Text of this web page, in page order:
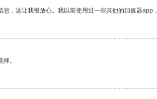
，这让我很放心。我以前使用过一些其他的加速器app
。